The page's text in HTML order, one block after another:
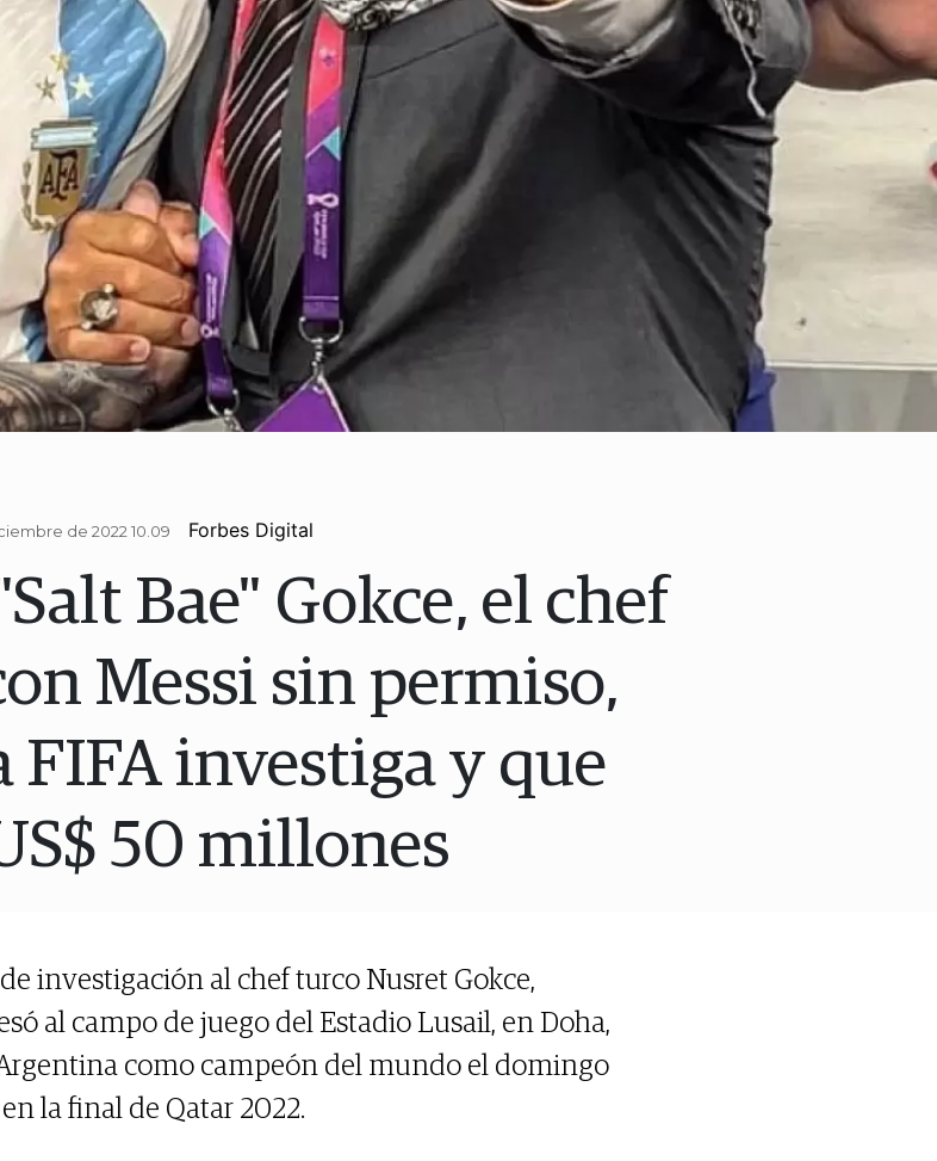
de 2022 10.09 Forbes Digital
Bae" Gokce, el chef
Messi sin permiso,
FIFA investiga y que
50 millones
investigación al chef turco Nusret Gokce,
al campo de juego del Estadio Lusail, en Doha,
como campeón del mundo el domingo
la final de Qatar 2022.